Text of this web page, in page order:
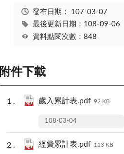
發布日期： 107-03-07
最後更新日期：108-09-06
資料點閱次數：848
附件下載
歲入累計表.pdf 92 KB
108-03-04
經費累計表.pdf 113 KB